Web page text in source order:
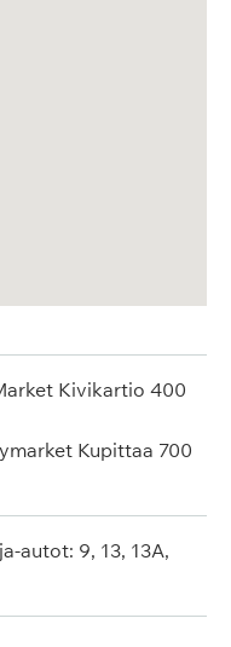
Kivikartio 400
Kupittaa 700
autot: 9, 13, 13A,